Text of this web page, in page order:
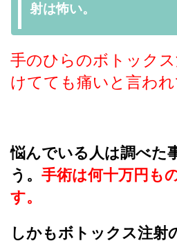
射は怖い。
手のひらのボトック
けてても痛いと言われ
悩んでいる人は調べた
う。 手術は何十万円も
す。
しかもボトックス注射